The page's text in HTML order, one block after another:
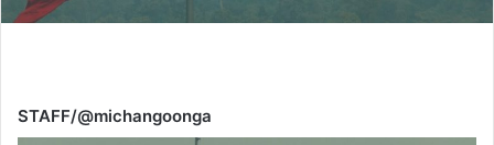
STAFF/@michangoonga